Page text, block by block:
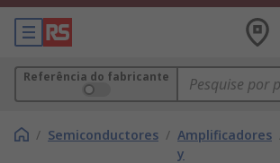
Referência do fabricante
/ Semiconductores / Amplificadores
y